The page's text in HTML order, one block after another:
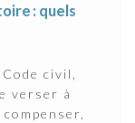
: quels
civil,
verser à